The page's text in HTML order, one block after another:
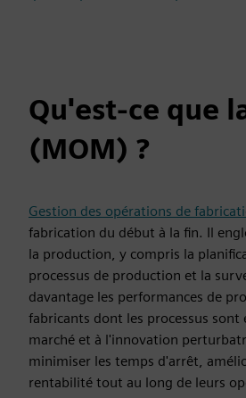
Qu'est-ce que
(MOM) ?
Gestion des opérations de
fabrication du début à la fin. Il
la production, y compris la
processus de production et la
davantage les performances de
fabricants dont les processus
marché et à l'innovation
minimiser les temps d'arrêt,
rentabilité tout au long de leurs